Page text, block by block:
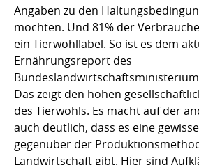
Angaben zu den
möchten. Und 81% der
ein Tierwohllabel. So ist es dem
Ernährungsreport des
Das zeigt den hohen
des Tierwohls. Es macht auf der
auch deutlich, dass es eine
gegenüber der
Landwirtschaft gibt. Hier sind